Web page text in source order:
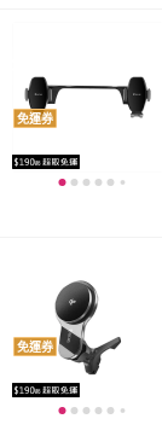
免運券
免運券